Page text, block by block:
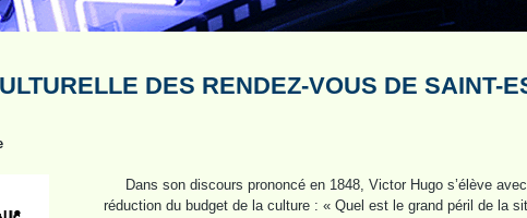
DES RENDEZ-VOUS DE SAINT-
Dans son discours prononcé en 1848, Victor Hugo s’élève
réduction du budget de la culture : « Quel est le grand péril de la